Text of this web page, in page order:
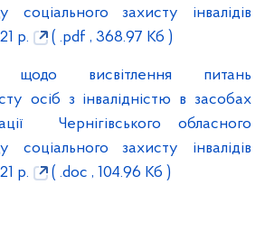
соціального захисту інвалідів
р.
( .pdf , 368.97 Кб )
щодо висвітлення питань
осіб з інвалідністю в засобах
Чернігівського обласного
соціального захисту інвалідів
р.
( .doc , 104.96 Кб )